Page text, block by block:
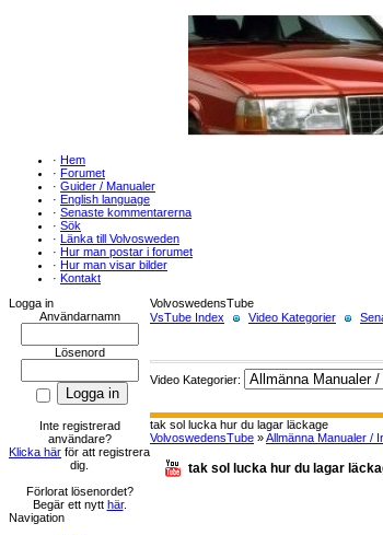
· Hem
· Forumet
· Guider / Manualer
· English language
· Senaste kommentarerna
· Sök
· Länka till Volvosweden
· Hur man postar i forumet
· Hur man visar bilder
· Kontakt
Logga in
Användarnamn
Lösenord
Inte registrerad
användare?
Klicka här för att registrera
dig.
Förlorat lösenordet?
Begär ett nytt här.
Navigation
VolvoswedensTube
VsTube Index
Video Kategorier
Video Kategorier:
tak sol lucka hur du lagar läckage
VolvoswedensTube »Allmänna Manualer /
tak sol lucka hur du lagar